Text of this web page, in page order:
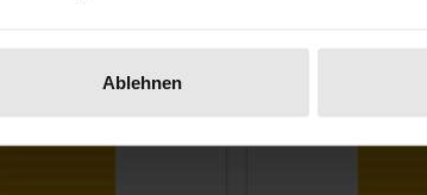
Ablehnen